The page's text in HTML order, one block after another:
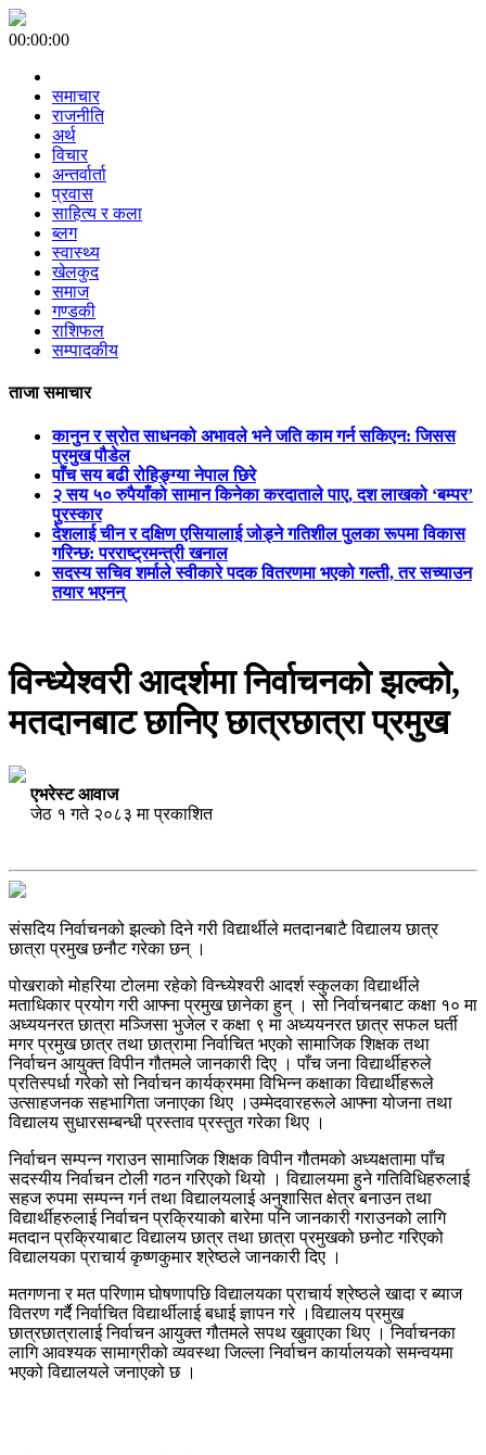
00:00:00
समाचार
राजनीति
अर्थ
विचार
अन्तर्वार्ता
प्रवास
साहित्य र कला
ब्लग
स्वास्थ्य
खेलकुद
समाज
गण्डकी
राशिफल
सम्पादकीय
ताजा समाचार
कानुन र स्रोत साधनको अभावले भने जति काम गर्न सकिएन: जिसस
प्रमुख पौडेल
पाँच सय बढी रोहिङ्ग्या नेपाल छिरे
२ सय ५० रुपैयाँको सामान किनेका करदाताले पाए, दश लाखको ‘बम्पर’
पुरस्कार
देशलाई चीन र दक्षिण एसियालाई जोड्ने गतिशील पुलका रूपमा विकास
गरिन्छ: परराष्ट्रमन्त्री खनाल
सदस्य सचिव शर्माले स्वीकारे पदक वितरणमा भएको गल्ती, तर सच्याउन
तयार भएनन्
विन्ध्येश्वरी आदर्शमा निर्वाचनको झल्को,
मतदानबाट छानिए छात्रछात्रा प्रमुख
एभरेस्ट आवाज
जेठ १ गते २०८३ मा प्रकाशित
संसदिय निर्वाचनको झल्को दिने गरी विद्यार्थीले मतदानबाटै विद्यालय छात्र
छात्रा प्रमुख छनौट गरेका छन् ।
पोखराको मोहरिया टोलमा रहेको विन्ध्येश्वरी आदर्श स्कुलका विद्यार्थीले
मताधिकार प्रयोग गरी आफ्ना प्रमुख छानेका हुन् । सो निर्वाचनबाट कक्षा १० मा
अध्ययनरत छात्रा मञ्जिसा भुजेल र कक्षा ९ मा अध्ययनरत छात्र सफल घर्ती
मगर प्रमुख छात्र तथा छात्रामा निर्वाचित भएको सामाजिक शिक्षक तथा
निर्वाचन आयुक्त विपीन गौतमले जानकारी दिए । पाँच जना विद्यार्थीहरुले
प्रतिस्पर्धा गरेको सो निर्वाचन कार्यक्रममा विभिन्न कक्षाका विद्यार्थीहरूले
उत्साहजनक सहभागिता जनाएका थिए ।उम्मेदवारहरूले आफ्ना योजना तथा
विद्यालय सुधारसम्बन्धी प्रस्ताव प्रस्तुत गरेका थिए ।
निर्वाचन सम्पन्न गराउन सामाजिक शिक्षक विपीन गौतमको अध्यक्षतामा पाँच
सदस्यीय निर्वाचन टोली गठन गरिएको थियो । विद्यालयमा हुने गतिविधिहरुलाई
सहज रुपमा सम्पन्न गर्न तथा विद्यालयलाई अनुशासित क्षेत्र बनाउन तथा
विद्यार्थीहरुलाई निर्वाचन प्रक्रियाको बारेमा पनि जानकारी गराउनको लागि
मतदान प्रक्रियाबाट विद्यालय छात्र तथा छात्रा प्रमुखको छनोट गरिएको
विद्यालयका प्राचार्य कृष्णकुमार श्रेष्ठले जानकारी दिए ।
मतगणना र मत परिणाम घोषणापछि विद्यालयका प्राचार्य श्रेष्ठले खादा र ब्याज
वितरण गर्दै निर्वाचित विद्यार्थीलाई बधाई ज्ञापन गरे ।विद्यालय प्रमुख
छात्रछात्रालाई निर्वाचन आयुक्त गौतमले सपथ खुवाएका थिए । निर्वाचनका
लागि आवश्यक सामाग्रीको व्यवस्था जिल्ला निर्वाचन कार्यालयको समन्वयमा
भएको विद्यालयले जनाएको छ ।